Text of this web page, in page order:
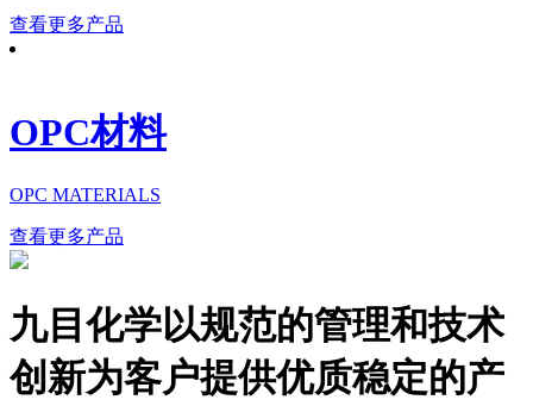
查看更多产品
OPC材料
OPC MATERIALS
查看更多产品
九目化学以规范的管理和技术
创新为客户提供优质稳定的产